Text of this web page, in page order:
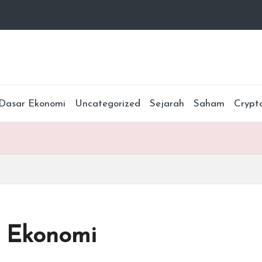
Dasar Ekonomi Uncategorized Sejarah Saham